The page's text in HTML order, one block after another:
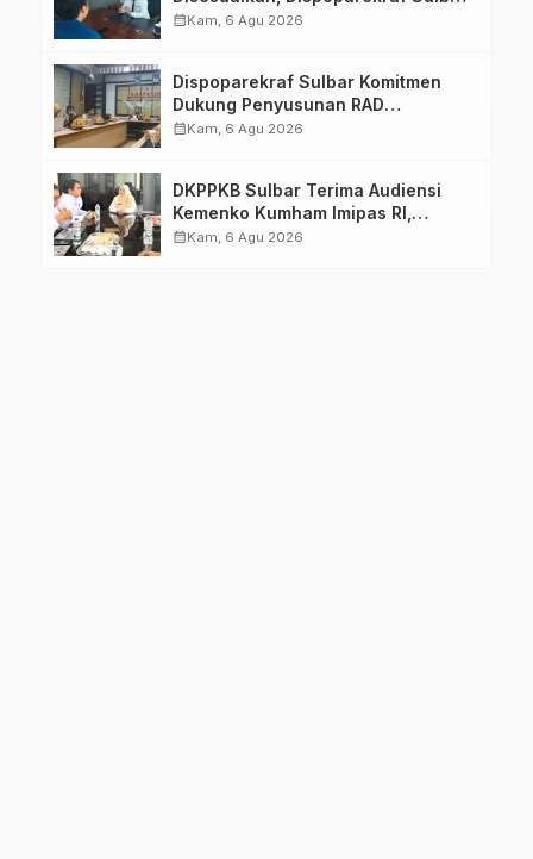
Pastikan Persiapan Tetap
calendar_monthKam, 6 Agu 2026
Dispoparekraf Sulbar Komitmen
Dukung Penyusunan RAD
TPB/SDGs Sulawesi Barat
calendar_monthKam, 6 Agu 2026
DKPPKB Sulbar Terima Audiensi
Kemenko Kumham Imipas RI,
Perkuat Pelayanan Kesehatan bagi
calendar_monthKam, 6 Agu 2026